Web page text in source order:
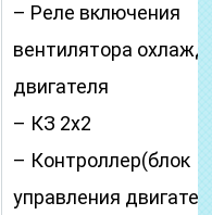
– Реле включения
вентилятора
двигателя
– КЗ 2х2
– Контроллер(блок
управления